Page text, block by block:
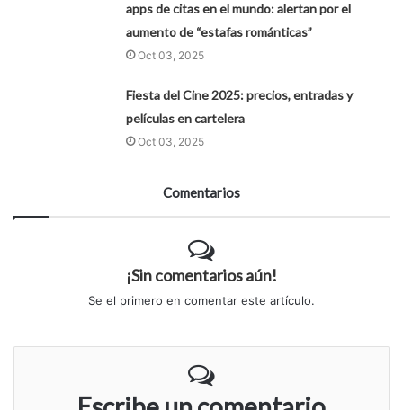
apps de citas en el mundo: alertan por el
aumento de “estafas románticas”
Oct 03, 2025
Fiesta del Cine 2025: precios, entradas y
películas en cartelera
Oct 03, 2025
Comentarios
¡Sin comentarios aún!
Se el primero en comentar este artículo.